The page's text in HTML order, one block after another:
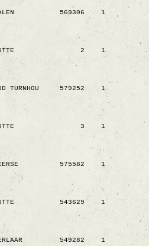
569306
1
2
1
TURNHOU 579252
1
3
1
575582
1
543629
1
549282
1